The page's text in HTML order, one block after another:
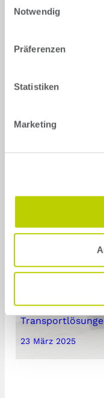
Notwendig
Präferenzen
Statistiken
Marketing
30 Mai 2025
Fahrbericht Ari
vorn
23 März 2025